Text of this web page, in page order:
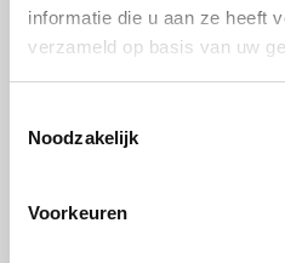
informatie die u aan ze heeft
verzameld op basis van uw
Noodzakelijk
Voorkeuren
Optionen/Ergänzungen
Termin
Mittagessen
Bemerkungen